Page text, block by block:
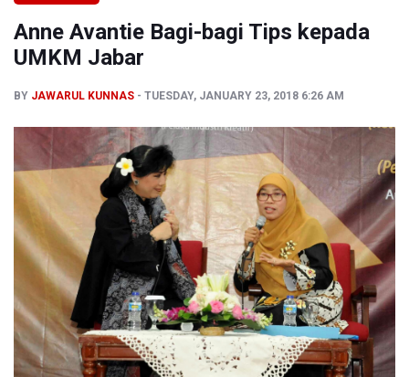
BGN Proses Pemberhentian Tidak Hormat 66 Kepala
Anne Avantie Bagi-bagi Tips kepada
UMKM Jabar
BY JAWARUL KUNNAS TUESDAY, JANUARY 23, 2018 6:26 AM